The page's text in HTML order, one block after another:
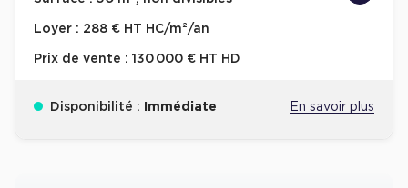
Loyer : 288 € HT HC/m²/an
Prix de vente : 130 000 € HT HD
Disponibilité : Immédiate En savoir plus